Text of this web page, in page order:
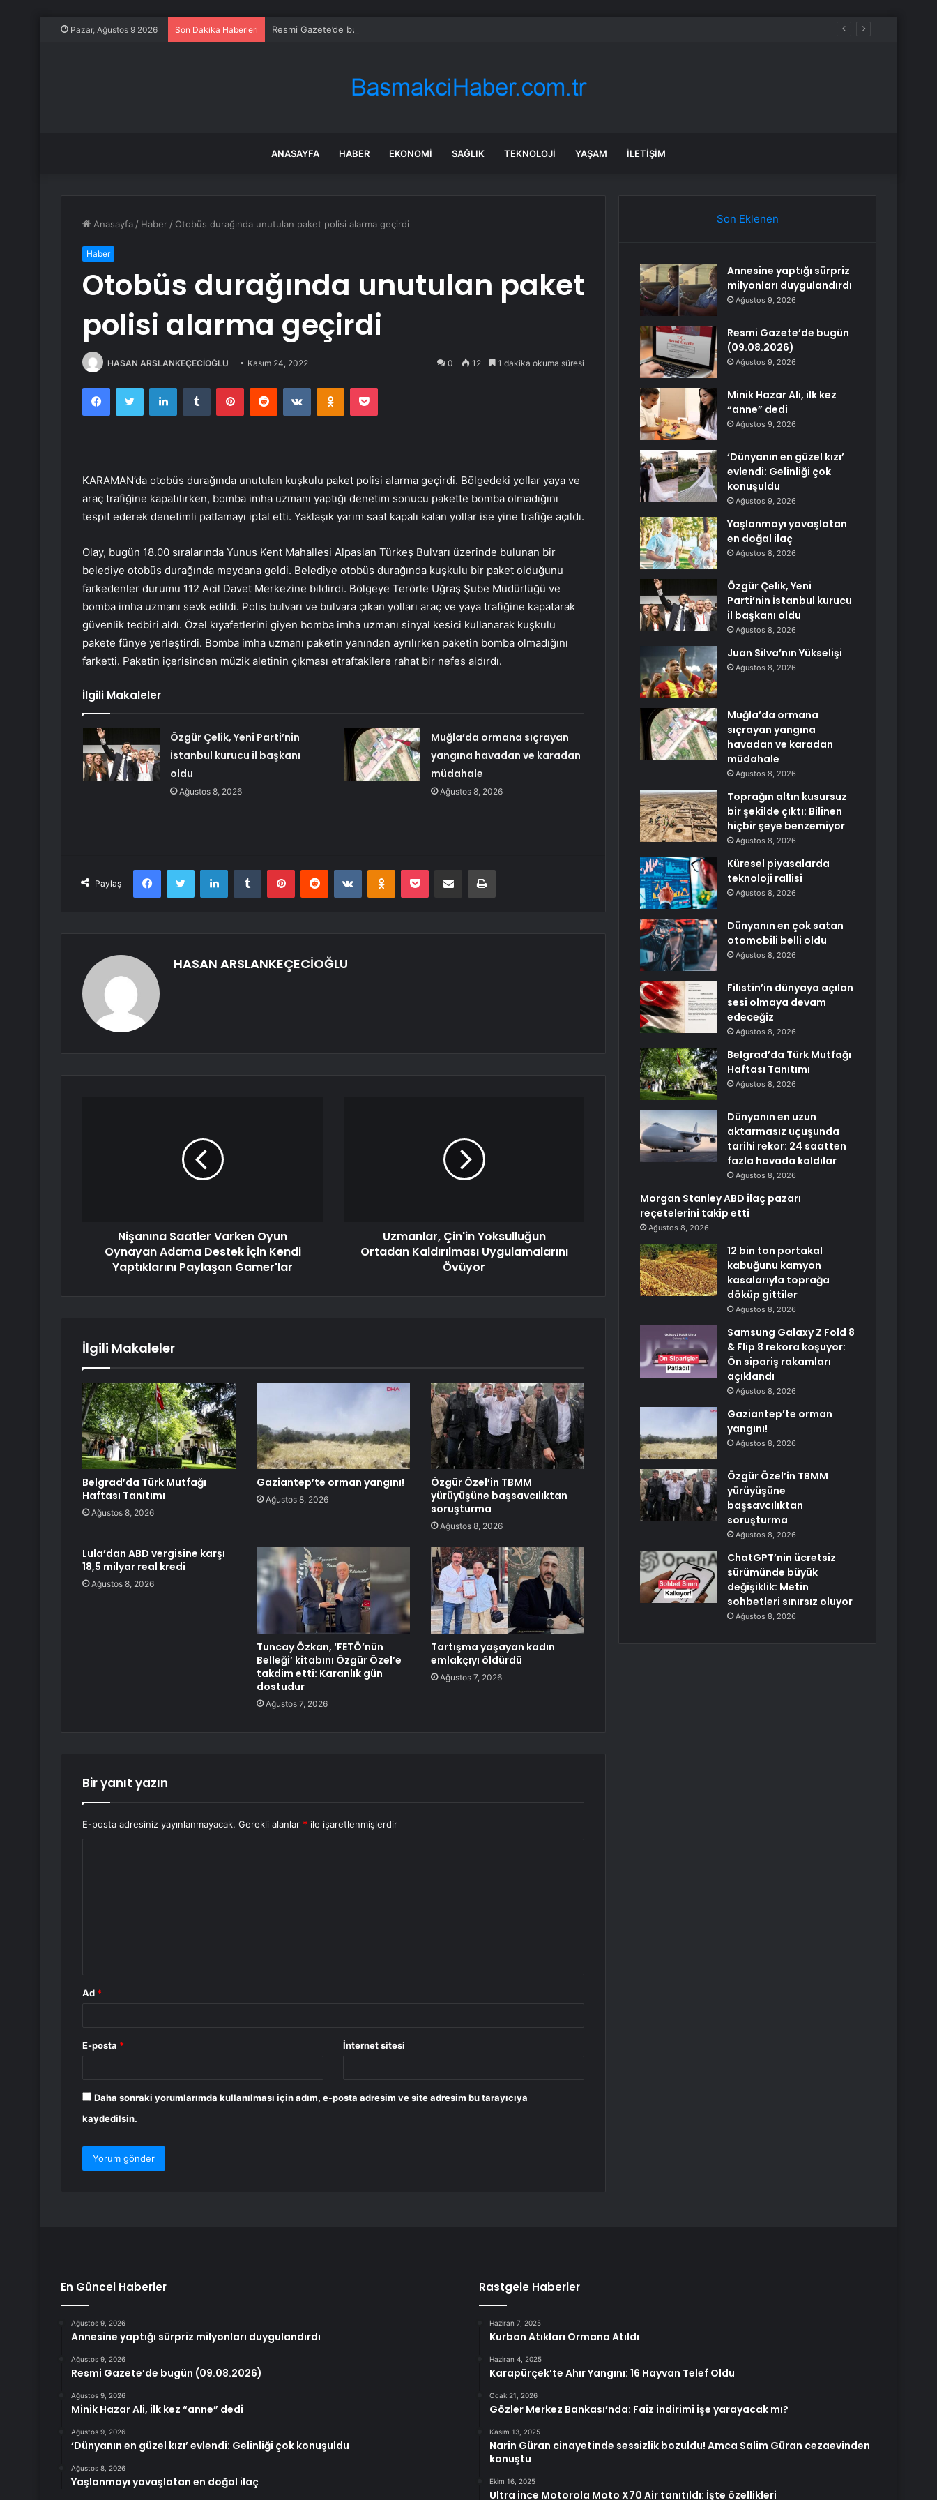
Pazar, Ağustos 9 2026 Son Dakika Haberleri Resmi Gazete’de bugün (09.08.2026)
ANASAYFA HABER EKONOMI SAĞLIK TEKNOLOJI YAŞAM İLETIŞIM
Anasayfa / Haber / Otobüs durağında unutulan paket polisi alarma geçirdi
Haber
Otobüs durağında unutulan paket
polisi alarma geçirdi
HASAN ARSLANKEÇECİOĞLU Kasım 24, 2022 0 12 1 dakika okuma süresi
FacebookTwitter LinkedInTumblr PinterestReddit VKontakteOdnoklassniki
Pocket
KARAMAN’da otobüs durağında unutulan kuşkulu paket polisi alarma geçirdi. Bölgedeki yollar yaya ve
araç trafiğine kapatılırken, bomba imha uzmanı yaptığı denetim sonucu pakette bomba olmadığını
tespit ederek denetimli patlamayı iptal etti. Yaklaşık yarım saat kapalı kalan yollar ise yine trafiğe açıldı.
Olay, bugün 18.00 sıralarında Yunus Kent Mahallesi Alpaslan Türkeş Bulvarı üzerinde bulunan bir
belediye otobüs durağında meydana geldi. Belediye otobüs durağında kuşkulu bir paket olduğunu
farkedenler durumu 112 Acil Davet Merkezine bildirdi. Bölgeye Terörle Uğraş Şube Müdürlüğü ve
bomba imha uzmanı sevk edildi. Polis bulvarı ve bulvara çıkan yolları araç ve yaya trafiğine kapatarak
güvenlik tedbiri aldı. Özel kıyafetlerini giyen bomba imha uzmanı sinyal kesici kullanarak kuşkulu
pakete fünye yerleştirdi. Bomba imha uzmanı paketin yanından ayrılırken paketin bomba olmadığını
farketti. Paketin içerisinden müzik aletinin çıkması etraftakilere rahat bir nefes aldırdı.
İlgili Makaleler
Özgür Çelik, Yeni Parti’nin
İstanbul kurucu il başkanı
oldu
Ağustos 8, 2026
Muğla’da ormana sıçrayan
yangına havadan ve karadan
müdahale
Ağustos 8, 2026
Paylaş
FacebookTwitter LinkedInTumblr PinterestReddit VKontakteOdnoklassniki
Pocket E-Posta ile paylaş Yazdır
HASAN ARSLANKEÇECİOĞLU
Nişanına Saatler Varken Oyun
Oynayan Adama Destek İçin Kendi
Yaptıklarını Paylaşan Gamer'lar
Uzmanlar, Çin'in Yoksulluğun
Ortadan Kaldırılması Uygulamalarını
Övüyor
İlgili Makaleler
Belgrad’da Türk Mutfağı
Haftası Tanıtımı
Ağustos 8, 2026
Gaziantep’te orman yangını!
Ağustos 8, 2026
Özgür Özel’in TBMM
yürüyüşüne başsavcılıktan
soruşturma
Ağustos 8, 2026
Lula’dan ABD vergisine karşı
18,5 milyar real kredi
Ağustos 8, 2026
Tuncay Özkan, ‘FETÖ’nün
Belleği’ kitabını Özgür Özel’e
takdim etti: Karanlık gün
dostudur
Ağustos 7, 2026
Tartışma yaşayan kadın
emlakçıyı öldürdü
Ağustos 7, 2026
Bir yanıt yazın
E-posta adresiniz yayınlanmayacak. Gerekli alanlar * ile işaretlenmişlerdir
Ad *
E-posta * İnternet sitesi
Daha sonraki yorumlarımda kullanılması için adım, e-posta adresim ve site adresim bu tarayıcıya
kaydedilsin.
Son Eklenen
Annesine yaptığı sürpriz
milyonları duygulandırdı
Ağustos 9, 2026
Resmi Gazete’de bugün
(09.08.2026)
Ağustos 9, 2026
Minik Hazar Ali, ilk kez
“anne” dedi
Ağustos 9, 2026
‘Dünyanın en güzel kızı’
evlendi: Gelinliği çok
konuşuldu
Ağustos 9, 2026
Yaşlanmayı yavaşlatan
en doğal ilaç
Ağustos 8, 2026
Özgür Çelik, Yeni
Parti’nin İstanbul kurucu
il başkanı oldu
Ağustos 8, 2026
Juan Silva’nın Yükselişi
Ağustos 8, 2026
Muğla’da ormana
sıçrayan yangına
havadan ve karadan
müdahale
Ağustos 8, 2026
Toprağın altın kusursuz
bir şekilde çıktı: Bilinen
hiçbir şeye benzemiyor
Ağustos 8, 2026
Küresel piyasalarda
teknoloji rallisi
Ağustos 8, 2026
Dünyanın en çok satan
otomobili belli oldu
Ağustos 8, 2026
Filistin’in dünyaya açılan
sesi olmaya devam
edeceğiz
Ağustos 8, 2026
Belgrad’da Türk Mutfağı
Haftası Tanıtımı
Ağustos 8, 2026
Dünyanın en uzun
aktarmasız uçuşunda
tarihi rekor: 24 saatten
fazla havada kaldılar
Ağustos 8, 2026
Morgan Stanley ABD ilaç pazarı
reçetelerini takip etti
Ağustos 8, 2026
12 bin ton portakal
kabuğunu kamyon
kasalarıyla toprağa
döküp gittiler
Ağustos 8, 2026
Samsung Galaxy Z Fold 8
& Flip 8 rekora koşuyor:
Ön sipariş rakamları
açıklandı
Ağustos 8, 2026
Gaziantep’te orman
yangını!
Ağustos 8, 2026
Özgür Özel’in TBMM
yürüyüşüne
başsavcılıktan
soruşturma
Ağustos 8, 2026
ChatGPT’nin ücretsiz
sürümünde büyük
değişiklik: Metin
sohbetleri sınırsız oluyor
Ağustos 8, 2026
En Güncel Haberler
Ağustos 9, 2026
Annesine yaptığı sürpriz milyonları duygulandırdı
Ağustos 9, 2026
Resmi Gazete’de bugün (09.08.2026)
Ağustos 9, 2026
Minik Hazar Ali, ilk kez “anne” dedi
Ağustos 9, 2026
‘Dünyanın en güzel kızı’ evlendi: Gelinliği çok konuşuldu
Ağustos 8, 2026
Yaşlanmayı yavaşlatan en doğal ilaç
Rastgele Haberler
Haziran 7, 2025
Kurban Atıkları Ormana Atıldı
Haziran 4, 2025
Karapürçek’te Ahır Yangını: 16 Hayvan Telef Oldu
Ocak 21, 2026
Gözler Merkez Bankası’nda: Faiz indirimi işe yarayacak mı?
Kasım 13, 2025
Narin Güran cinayetinde sessizlik bozuldu! Amca Salim Güran cezaevinden
konuştu
Ekim 16, 2025
Ultra ince Motorola Moto X70 Air tanıtıldı: İşte özellikleri